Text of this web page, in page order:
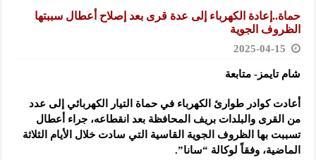
حماة..إعادة الكهرباء إلى عدة قرى بعد إصلاح أعطال سببتها
الظروف الجوية
2025-04-15
شام تايمز- متابعة
أعادت كوادر طوارئ الكهرباء في حماة التيار الكهربائي إلى عدد
من القرى والبلدات بريف المحافظة بعد انقطاعه،جراء أعطال
تسببت بها الظروف الجوية القاسية التي سادت خلال الأيام الثلاثة
الماضية، وفقاً لوكالة “سانا”.